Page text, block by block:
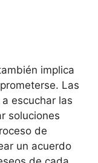
implica
Las
escuchar las
soluciones
de
un acuerdo